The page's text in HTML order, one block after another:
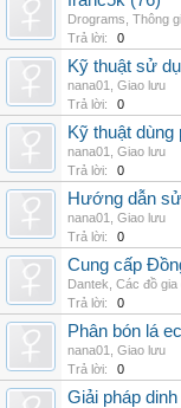
Drograms Thông
Trả lời:
0
Kỹ thuật sử
nana01
Giao lưu
Trả lời:
0
Kỹ thuật dùng
nana01
Giao lưu
Trả lời:
0
Hướng dẫn
nana01
Giao lưu
Trả lời:
0
Cung cấp
Dantek Các đồ gia
Trả lời:
0
Phân bón lá
nana01
Giao lưu
Trả lời:
0
Giải pháp